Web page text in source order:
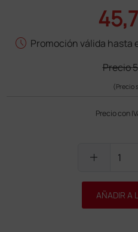
schedule Promoción válida hasta
Precio
(Precio
Precio con
add
AÑADIR A